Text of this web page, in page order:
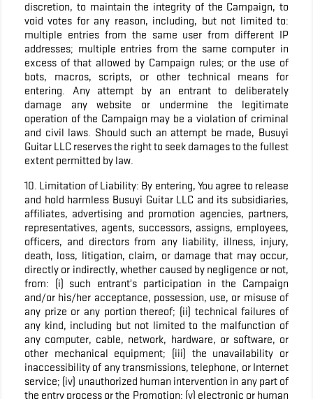
discretion, to maintain the integrity of the Campaign, to
void votes for any reason, including, but not limited to:
multiple entries from the same user from different IP
addresses; multiple entries from the same computer in
excess of that allowed by Campaign rules; or the use of
bots, macros, scripts, or other technical means for
entering. Any attempt by an entrant to deliberately
damage any website or undermine the legitimate
operation of the Campaign may be a violation of criminal
and civil laws. Should such an attempt be made, Busuyi
Guitar LLC reserves the right to seek damages to the fullest
extent permitted by law.
10. Limitation of Liability: By entering, You agree to release
and hold harmless Busuyi Guitar LLC and its subsidiaries,
affiliates, advertising and promotion agencies, partners,
representatives, agents, successors, assigns, employees,
officers, and directors from any liability, illness, injury,
death, loss, litigation, claim, or damage that may occur,
directly or indirectly, whether caused by negligence or not,
from: (i) such entrant’s participation in the Campaign
and/or his/her acceptance, possession, use, or misuse of
any prize or any portion thereof; (ii) technical failures of
any kind, including but not limited to the malfunction of
any computer, cable, network, hardware, or software, or
other mechanical equipment; (iii) the unavailability or
inaccessibility of any transmissions, telephone, or Internet
service; (iv) unauthorized human intervention in any part of
the entry process or the Promotion; (v) electronic or human